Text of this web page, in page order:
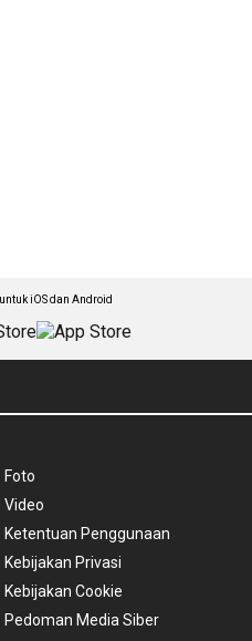
iOS dan Android
Foto
Video
Ketentuan Penggunaan
Kebijakan Privasi
Kebijakan Cookie
Pedoman Media Siber